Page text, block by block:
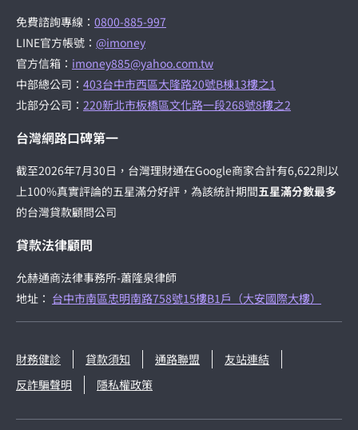
免費諮詢專線： 0800-885-997
LINE官方帳號： @imoney
官方信箱： imoney885@yahoo.com.tw
中部總公司： 403台中市西區大隆路20號B棟13樓之1
北部分公司： 220新北市板橋區文化路一段268號8樓之2
台灣網路口碑第一
截至2026年7月30日，台灣理財通在Google商家合計有6,622則以
上100%真實評論的五星滿分好評，為該統計期間五星滿分數最多
的台灣貸款顧問公司
貸款法律顧問
允赫通商法律事務所-蕭隆泉律師
地址： 台中市南區忠明南路758號15樓B1戶（大安國際大樓）
財務健診 貸款須知 通路聯盟
友站連結
反詐騙聲明
隱私權政策